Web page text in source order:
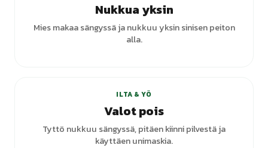
Nukkua yksin
Mies makaa sängyssä ja nukkuu yksin sinisen peiton
alla.
ILTA & YÖ
Valot pois
Tyttö nukkuu sängyssä, pitäen kiinni pilvestä ja
käyttäen unimaskia.